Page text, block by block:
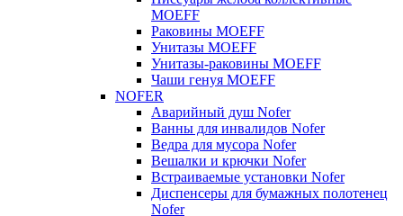
MOEFF
Раковины MOEFF
Унитазы MOEFF
Унитазы-раковины MOEFF
Чаши генуя MOEFF
NOFER
Аварийный душ Nofer
Ванны для инвалидов Nofer
Ведра для мусора Nofer
Вешалки и крючки Nofer
Встраиваемые установки Nofer
Диспенсеры для бумажных полотенец
Nofer